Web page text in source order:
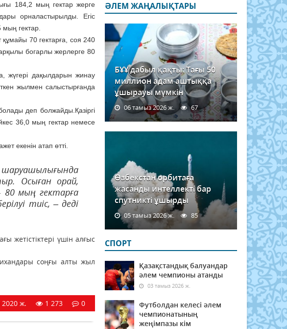
184,2 мың гектар жерге
орналастырылды. Егіс
гектар.
70 гектарға, соя 240
арқылы богарлы жерлерге 80
жүгері дақылдарын жинау
жылмен салыстырғанда
деп болжайды.Қазіргі
36,0 мың гектар немесе
екенін атап өтті.
Осыған орай,
- 80 мың гектарға
тиіс, – деді
жетістіктері үшін алғыс
соңғы алты жыл
ж. 1 273 0
ӘЛЕМ ЖАҢАЛЫҚТАРЫ
БҰҰ дабыл қақты: Тағы 50
миллион адам аштыққа
ұшырауы мүмкін
06 тамыз 2026 ж. 67
Өзбекстан орбитаға
жасанды интеллекті бар
спутникті ұшырды
05 тамыз 2026 ж. 85
СПОРТ
Қазақстандық балуандар
әлем чемпионы атанды
03 тамыз 2026 ж.
Футболдан келесі әлем
чемпионатының
жеңімпазы кім